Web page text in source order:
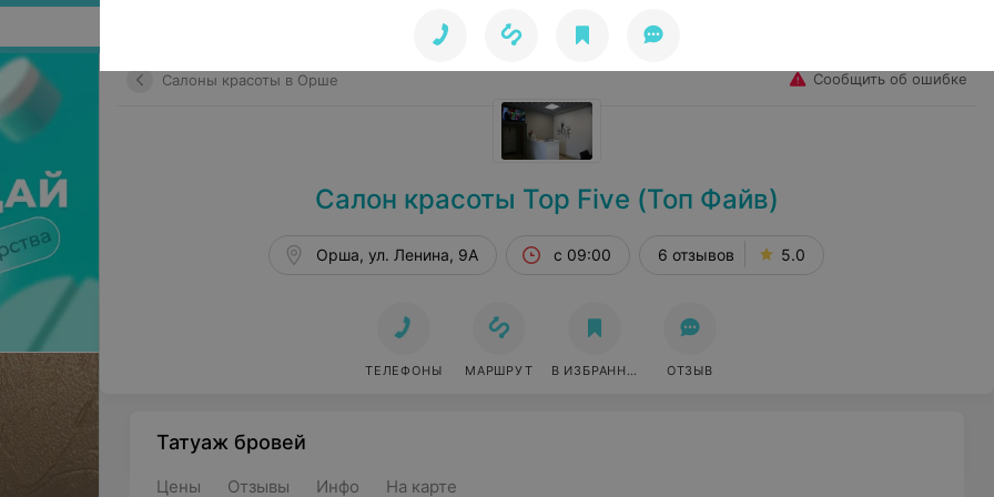
Салоны красоты в Орше Сообщить об ошибке
Салон красоты Top Five (Топ Файв)
Орша, ул. Ленина, 9А с 09:00 6 отзывов 5.0
ТЕЛЕФОНЫ МАРШРУТ В ИЗБРАННОЕ ОТЗЫВ
Татуаж бровей
Цены Отзывы Инфо На карте